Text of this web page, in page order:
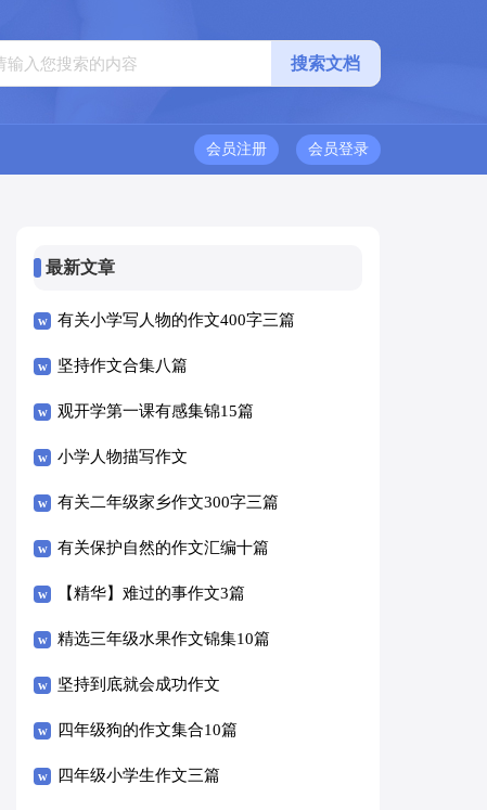
会员登录
会员注册
最新文章
有关小学写人物的作文400字三篇
坚持作文合集八篇
观开学第一课有感集锦15篇
小学人物描写作文
有关二年级家乡作文300字三篇
有关保护自然的作文汇编十篇
【精华】难过的事作文3篇
精选三年级水果作文锦集10篇
坚持到底就会成功作文
四年级狗的作文集合10篇
四年级小学生作文三篇